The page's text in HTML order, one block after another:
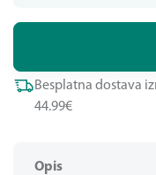
Opis
Besplatna dostava
44.99€